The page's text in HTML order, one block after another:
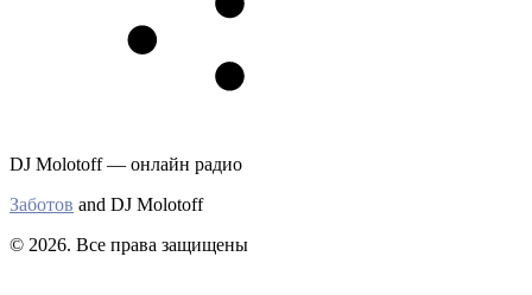
DJ Molotoff — онлайн радио
Заботов and DJ Molotoff
© 2026. Все права защищены